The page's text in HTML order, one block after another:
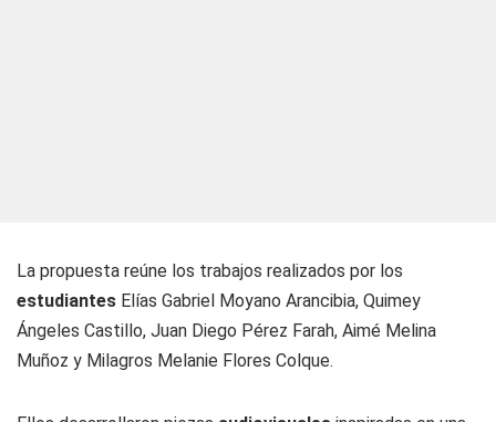
La propuesta reúne los trabajos realizados por los
estudiantes Elías Gabriel Moyano Arancibia, Quimey
Ángeles Castillo, Juan Diego Pérez Farah, Aimé Melina
Muñoz y Milagros Melanie Flores Colque.